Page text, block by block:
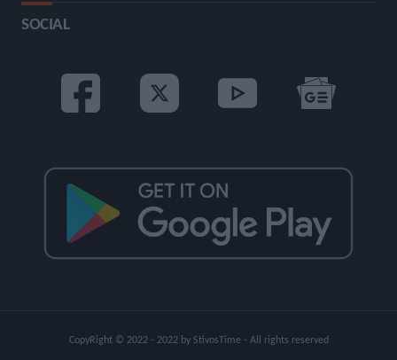
SOCIAL
CopyRight © 2022 - 2022 by StivosTime - All rights reserved